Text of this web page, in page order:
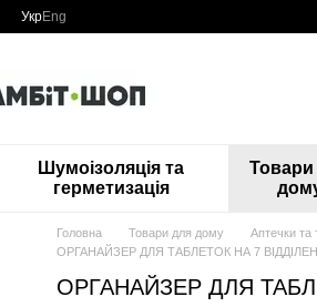
УкрEng
Шумоізоляція та
герметизація
Товари
Головна Товари для дому Аптечки та
ОРГАНАЙЗЕР ДЛЯ ТАБЛЕТОК НА 7
ОРГАНАЙЗЕР ДЛЯ